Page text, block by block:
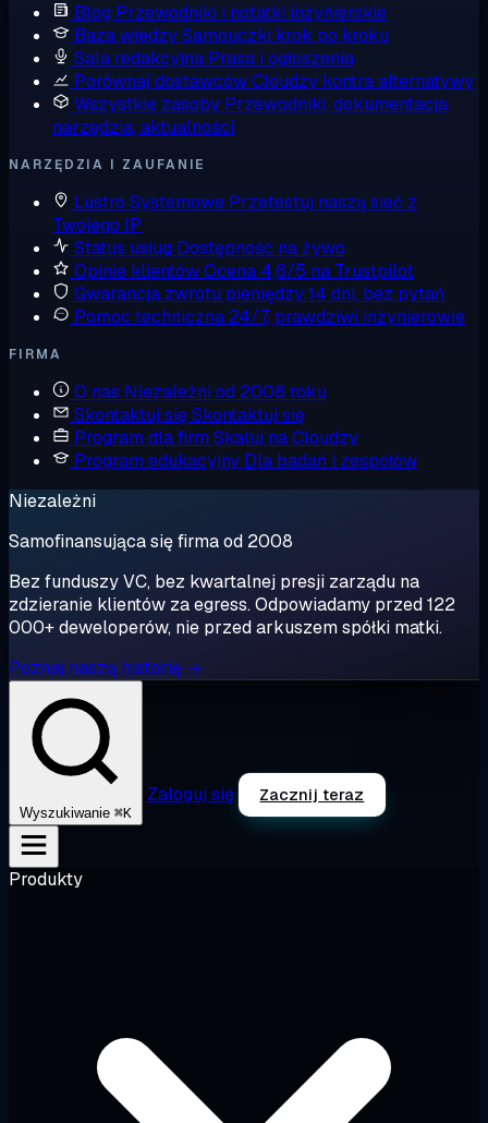
Blog Przewodniki i notatki inżynierskie
Baza wiedzySamouczki krok po kroku
Sala redakcyjna Prasa i ogłoszenia
Porównaj dostawcówCloudzy kontra alternatywy
Wszystkie zasoby Przewodniki, dokumentacja,
narzędzia, aktualności
NARZĘDZIA I ZAUFANIE
Lustro Systemowe Przetestuj naszą sieć z
Twojego IP
Status usług Dostępność na żywo
Opinie klientówOcena 4,6/5 na Trustpilot
Gwarancja zwrotu pieniędzy14 dni, bez pytań
Pomoc techniczna 24/7, prawdziwi inżynierowie
FIRMA
O nas Niezależni od 2008 roku
Skontaktuj sięSkontaktuj się
Program dla firm Skaluj na Cloudzy
Program edukacyjny Dla badań i zespołów
Niezależni
Samofinansująca się firma od 2008
Bez funduszy VC, bez kwartalnej presji zarządu na
zdzieranie klientów za egress. Odpowiadamy przed 122
000+ deweloperów, nie przed arkuszem spółki matki.
Poznaj naszą historię →
Wyszukiwanie ⌘K
Zaloguj się Zacznij teraz
Produkty